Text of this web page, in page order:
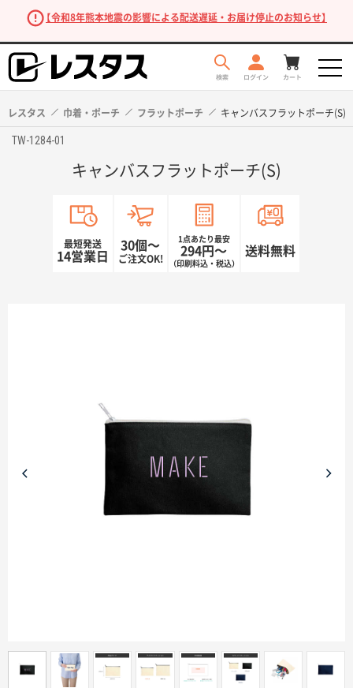
【令和8年熊本地震の影響による配送遅延・お届け停止のお知らせ】
商品カテゴリーから探す
ターゲットから探す
印刷色から探す
レスタス 巾着・ポーチ フラットポーチ キャンバスフラットポーチ(S)
TW-1284-01
キャンバスフラットポーチ(S)
最短発送
14営業日
30個〜
ご注文OK!
1点あたり最安
294円〜
（印刷料込・税込）
送料無料